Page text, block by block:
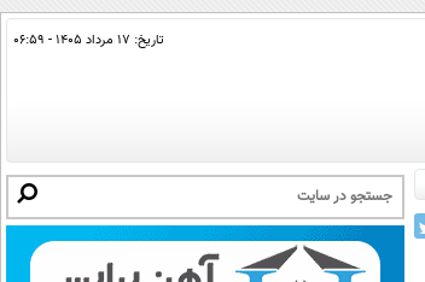
تاریخ: ۱۷ مرداد ۱۴۰۵ - ۰۶:۵۹